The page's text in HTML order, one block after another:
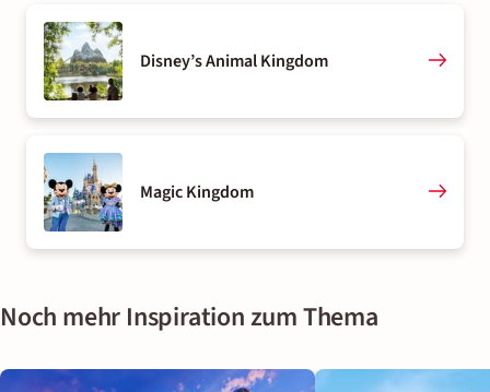
Disney’s Animal Kingdom
Magic Kingdom
Noch mehr Inspiration zum Thema